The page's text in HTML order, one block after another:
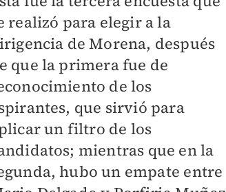
realizó para elegir a la
de Morena, después
que la primera fue de
de los
que sirvió para
un filtro de los
mientras que en la
hubo un empate entre